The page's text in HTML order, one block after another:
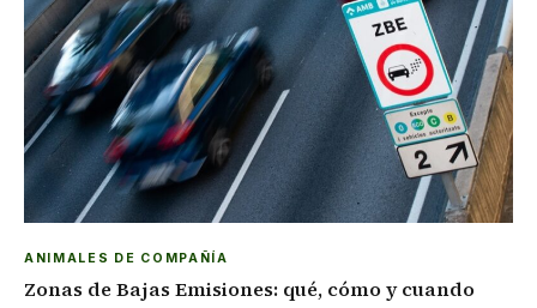
ANIMALES DE COMPAÑÍA
Zonas de Bajas Emisiones: qué, cómo y cuando